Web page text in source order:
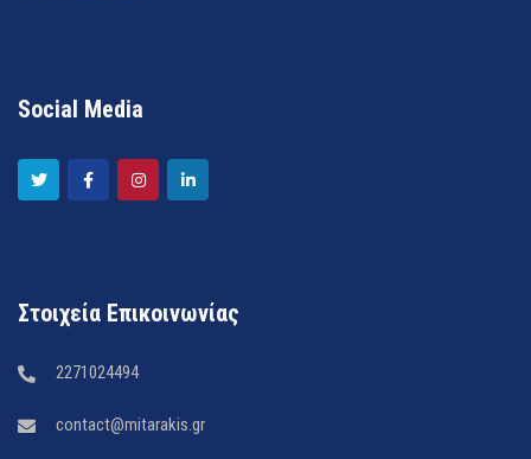
Social Media
Στοιχεία Επικοινωνίας
2271024494
contact@mitarakis.gr